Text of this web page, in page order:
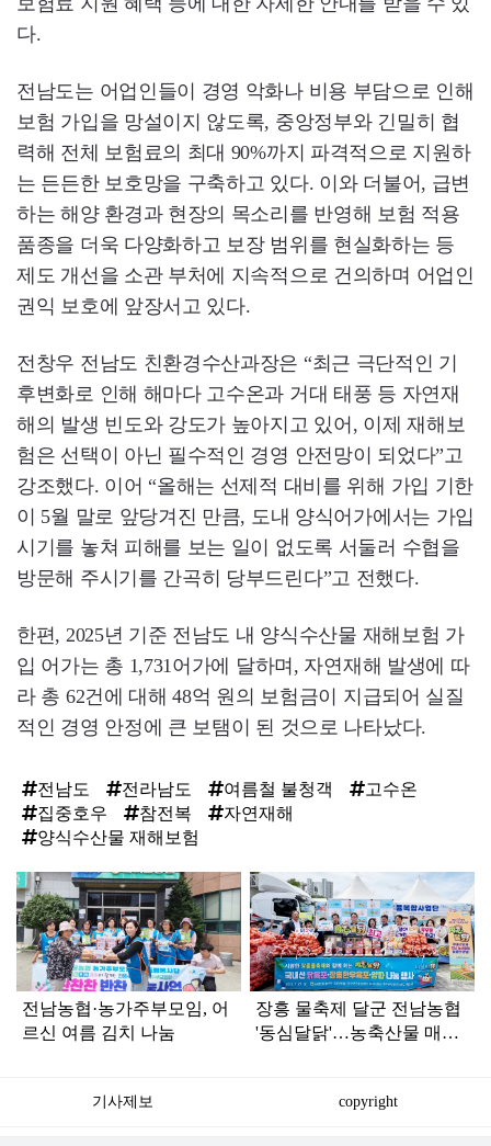
다.
전남도는 어업인들이 경영 악화나 비용 부담으로 인해
보험 가입을 망설이지 않도록, 중앙정부와 긴밀히 협
력해 전체 보험료의 최대 90%까지 파격적으로 지원하
는 든든한 보호망을 구축하고 있다. 이와 더불어, 급변
하는 해양 환경과 현장의 목소리를 반영해 보험 적용
품종을 더욱 다양화하고 보장 범위를 현실화하는 등
제도 개선을 소관 부처에 지속적으로 건의하며 어업인
권익 보호에 앞장서고 있다.
전창우 전남도 친환경수산과장은 “최근 극단적인 기
후변화로 인해 해마다 고수온과 거대 태풍 등 자연재
해의 발생 빈도와 강도가 높아지고 있어, 이제 재해보
험은 선택이 아닌 필수적인 경영 안전망이 되었다”고
강조했다. 이어 “올해는 선제적 대비를 위해 가입 기한
이 5월 말로 앞당겨진 만큼, 도내 양식어가에서는 가입
시기를 놓쳐 피해를 보는 일이 없도록 서둘러 수협을
방문해 주시기를 간곡히 당부드린다”고 전했다.
한편, 2025년 기준 전남도 내 양식수산물 재해보험 가
입 어가는 총 1,731어가에 달하며, 자연재해 발생에 따
라 총 62건에 대해 48억 원의 보험금이 지급되어 실질
적인 경영 안정에 큰 보탬이 된 것으로 나타났다.
전남도 전라남도 여름철 불청객
고수온
집중호우
참전복
자연재해
양식수산물 재해보험
탑
라
인
전남농협·농가주부모임, 어
르신 여름 김치 나눔
장흥 물축제 달군 전남농협
'동심달닭'…농축산물 매력
기사제보 copyright